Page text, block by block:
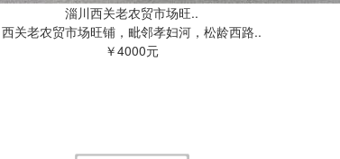
淄川西关老农贸市场旺..
西关老农贸市场旺铺，毗邻孝妇河，松龄西路..
￥4000元